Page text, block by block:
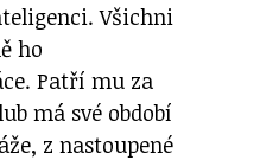
Všichni
ho
Patří mu za
má své období
z nastoupené